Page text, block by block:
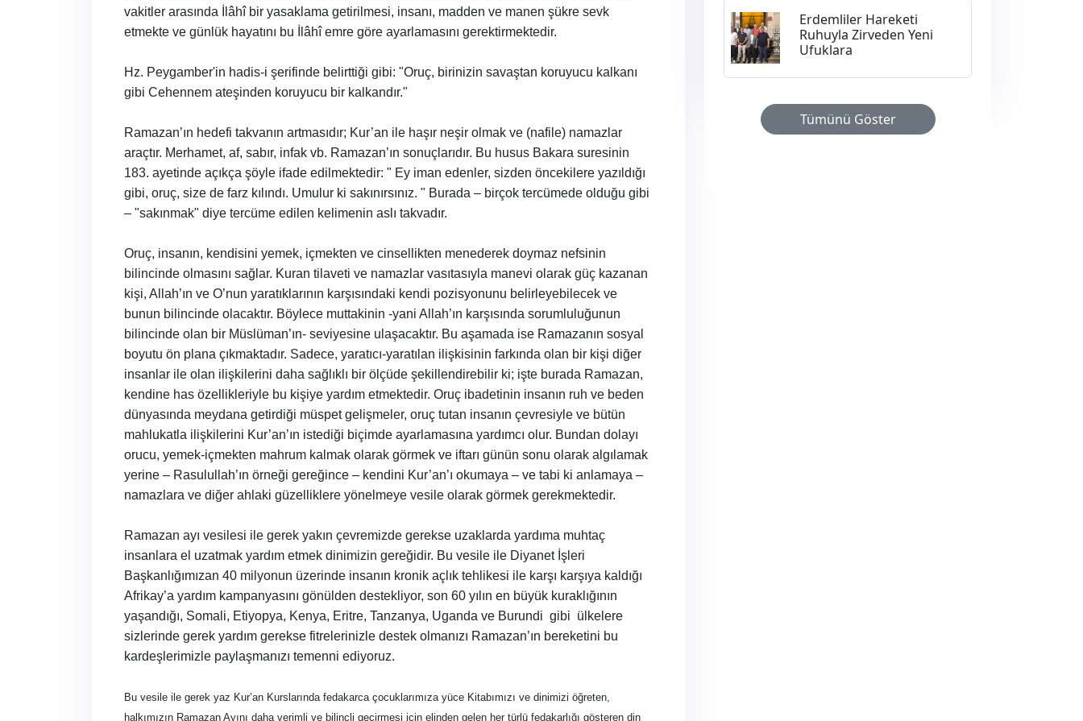
vakitler arasında İlâhî bir yasaklama getirilmesi, insanı, madden ve manen şükre sevk
etmekte ve günlük hayatını bu İlâhî emre göre ayarlamasını gerektirmektedir.
Hz. Peygamber'in hadis-i şerifinde belirttiği gibi: "Oruç, birinizin savaştan koruyucu kalkanı
gibi Cehennem ateşinden koruyucu bir kalkandır."
Ramazan’ın hedefi takvanın artmasıdır; Kur’an ile haşır neşir olmak ve (nafile) namazlar
araçtır. Merhamet, af, sabır, infak vb. Ramazan’ın sonuçlarıdır. Bu husus Bakara suresinin
183. ayetinde açıkça şöyle ifade edilmektedir: " Ey iman edenler, sizden öncekilere yazıldığı
gibi, oruç, size de farz kılındı. Umulur ki sakınırsınız. " Burada – birçok tercümede olduğu gibi
– "sakınmak" diye tercüme edilen kelimenin aslı takvadır.
Oruç, insanın, kendisini yemek, içmekten ve cinsellikten menederek doymaz nefsinin
bilincinde olmasını sağlar. Kuran tilaveti ve namazlar vasıtasıyla manevi olarak güç kazanan
kişi, Allah’ın ve O’nun yaratıklarının karşısındaki kendi pozisyonunu belirleyebilecek ve
bunun bilincinde olacaktır. Böylece muttakinin -yani Allah’ın karşısında sorumluluğunun
bilincinde olan bir Müslüman’ın- seviyesine ulaşacaktır. Bu aşamada ise Ramazanın sosyal
boyutu ön plana çıkmaktadır. Sadece, yaratıcı-yaratılan ilişkisinin farkında olan bir kişi diğer
insanlar ile olan ilişkilerini daha sağlıklı bir ölçüde şekillendirebilir ki; işte burada Ramazan,
kendine has özellikleriyle bu kişiye yardım etmektedir. Oruç ibadetinin insanın ruh ve beden
dünyasında meydana getirdiği müspet gelişmeler, oruç tutan insanın çevresiyle ve bütün
mahlukatla ilişkilerini Kur’an’ın istediği biçimde ayarlamasına yardımcı olur. Bundan dolayı
orucu, yemek-içmekten mahrum kalmak olarak görmek ve iftarı günün sonu olarak algılamak
yerine – Rasulullah’ın örneği gereğince – kendini Kur’an’ı okumaya – ve tabi ki anlamaya –
namazlara ve diğer ahlaki güzelliklere yönelmeye vesile olarak görmek gerekmektedir.
Ramazan ayı vesilesi ile gerek yakın çevremizde gerekse uzaklarda yardıma muhtaç
insanlara el uzatmak yardım etmek dinimizin gereğidir. Bu vesile ile Diyanet İşleri
Başkanlığımızan 40 milyonun üzerinde insanın kronik açlık tehlikesi ile karşı karşıya kaldığı
Afrikay’a yardım kampanyasını gönülden destekliyor, son 60 yılın en büyük kuraklığının
yaşandığı, Somali, Etiyopya, Kenya, Eritre, Tanzanya, Uganda ve Burundi gibi ülkelere
sizlerinde gerek yardım gerekse fitrelerinizle destek olmanızı Ramazan’ın bereketini bu
kardeşlerimizle paylaşmanızı temenni ediyoruz.
Bu vesile ile gerek yaz Kur’an Kurslarında fedakarca çocuklarımıza yüce Kitabımızı ve dinimizi öğreten,
halkımızın Ramazan Ayını daha verimli ve bilinçli geçirmesi için elinden gelen her türlü fedakarlığı gösteren din
Erdemliler Hareketi
Ruhuyla Zirveden Yeni
Ufuklara
Tümünü Göster